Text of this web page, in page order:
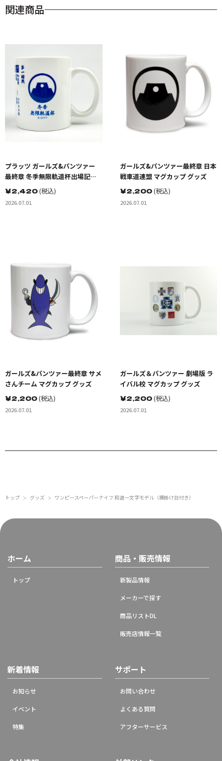
関連商品
プラッツ ガールズ&パンツァー
最終章 冬季無限軌道杯出場記念
マグカップ グッズ
￥2,420(税込)
2026.07.01
ガールズ&パンツァー最終章 日本
戦車道連盟 マグカップ グッズ
￥2,200(税込)
2026.07.01
ガールズ&パンツァー最終章 サメ
さんチーム マグカップ グッズ
￥2,200(税込)
2026.07.01
ガールズ＆パンツァー 劇場版 ラ
イバル校 マグカップ グッズ
￥2,200(税込)
2026.07.01
トップ ＞ グッズ ＞ ワンピースペーパーナイフ 和道一文字モデル（横掛け台付き）
ホーム
トップ
商品・販売情報
新製品情報
メーカーで探す
商品リストDL
販売店情報一覧
新着情報
お知らせ
イベント
特集
サポート
お問い合わせ
よくある質問
アフターサービス